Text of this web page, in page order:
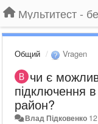
Общий Vragen
чи є
підключення
район?
Влад Підковенко